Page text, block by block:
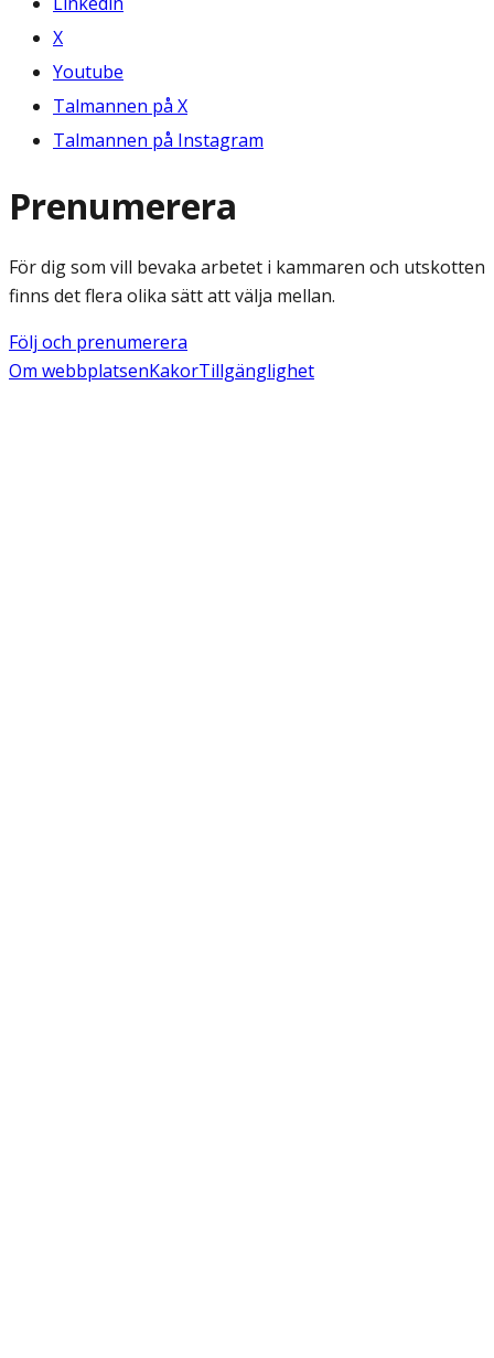
X
Youtube
Talmannen på X
Talmannen på Instagram
Prenumerera
För dig som vill bevaka arbetet i kammaren och utskotten
finns det flera olika sätt att välja mellan.
Följ och prenumerera
Om webbplatsenKakorTillgänglighet